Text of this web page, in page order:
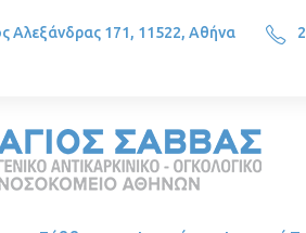
Αλεξάνδρας 171, 11522, Αθήνα